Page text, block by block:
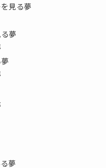
見る夢
夢
夢